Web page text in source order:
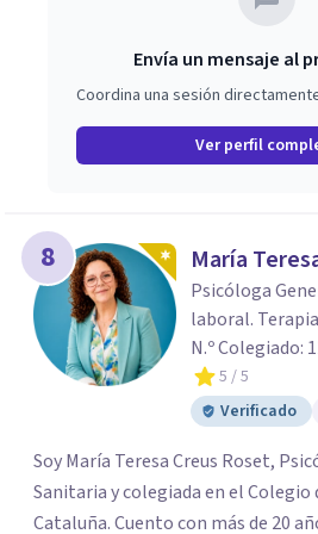
Envía un mensaje al
Coordina una sesión
Ver perfil
8 María
Psicóloga
laboral.
N.º Colegiado:
5 / 5
Verificado
Soy María Teresa Creus Roset,
Sanitaria y colegiada en el Colegio
Cataluña. Cuento con más de 20 años de experiencia en el